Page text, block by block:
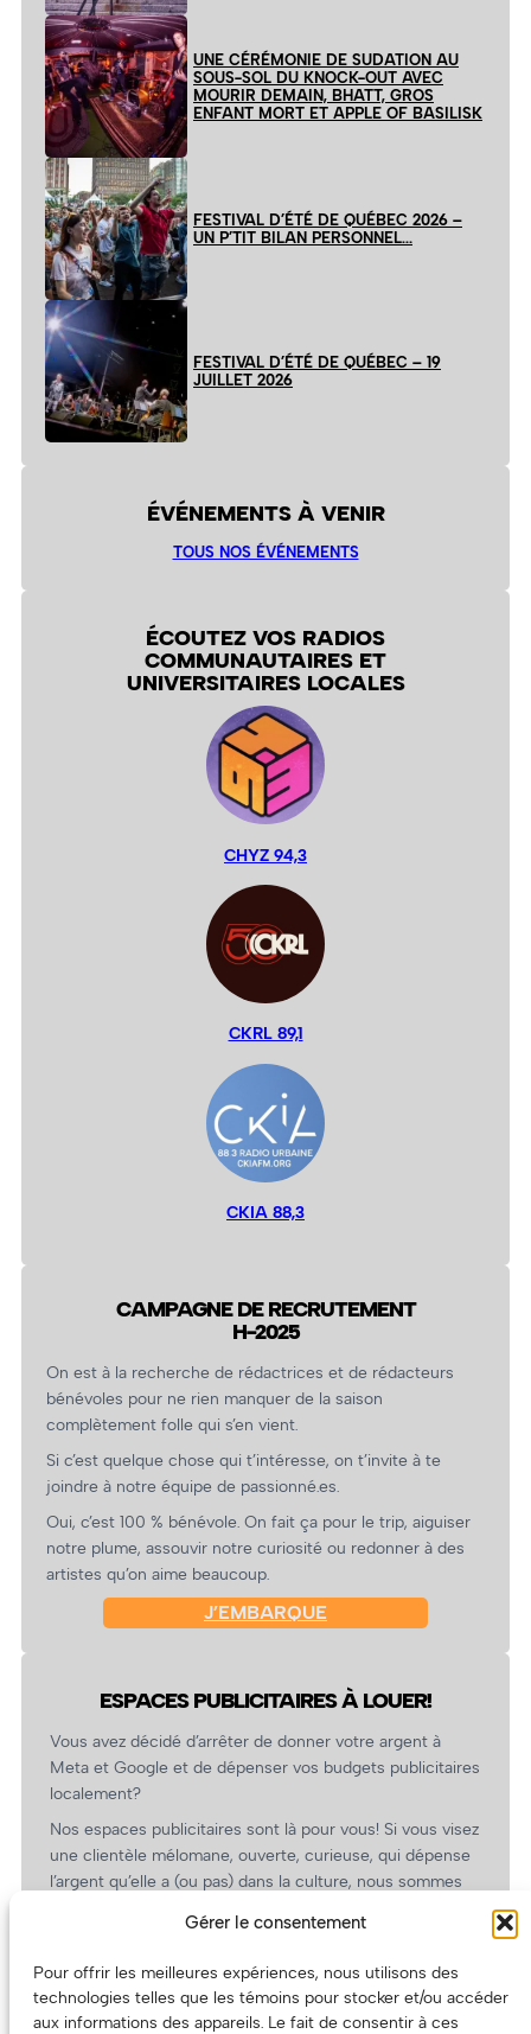
Gérer le consentement
Pour offrir les meilleures expériences, nous utilisons des
technologies telles que les témoins pour stocker et/ou accéder
aux informations des appareils. Le fait de consentir à ces
UNE CÉRÉMONIE DE SUDATION AU
SOUS-SOL DU KNOCK-OUT AVEC
MOURIR DEMAIN, BHATT, GROS
ENFANT MORT ET APPLE OF BASILISK
FESTIVAL D’ÉTÉ DE QUÉBEC 2026 –
UN P’TIT BILAN PERSONNEL…
FESTIVAL D’ÉTÉ DE QUÉBEC – 19
JUILLET 2026
ÉVÉNEMENTS À VENIR
TOUS NOS ÉVÉNEMENTS
ÉCOUTEZ VOS RADIOS
COMMUNAUTAIRES ET
UNIVERSITAIRES LOCALES
CHYZ 94,3
CKRL 89,1
CKIA 88,3
CAMPAGNE DE RECRUTEMENT
H-2025
On est à la recherche de rédactrices et de rédacteurs
bénévoles pour ne rien manquer de la saison
complètement folle qui s’en vient.
Si c’est quelque chose qui t’intéresse, on t’invite à te
joindre à notre équipe de passionné.es.
Oui, c’est 100 % bénévole. On fait ça pour le trip, aiguiser
notre plume, assouvir notre curiosité ou redonner à des
artistes qu’on aime beaucoup.
J’EMBARQUE
ESPACES PUBLICITAIRES À LOUER!
Vous avez décidé d’arrêter de donner votre argent à
Meta et Google et de dépenser vos budgets publicitaires
localement?
Nos espaces publicitaires sont là pour vous! Si vous visez
une clientèle mélomane, ouverte, curieuse, qui dépense
l’argent qu’elle a (ou pas) dans la culture, nous sommes
revient.
(Oui, on va avoir des tarifs spéciaux pour vous, les